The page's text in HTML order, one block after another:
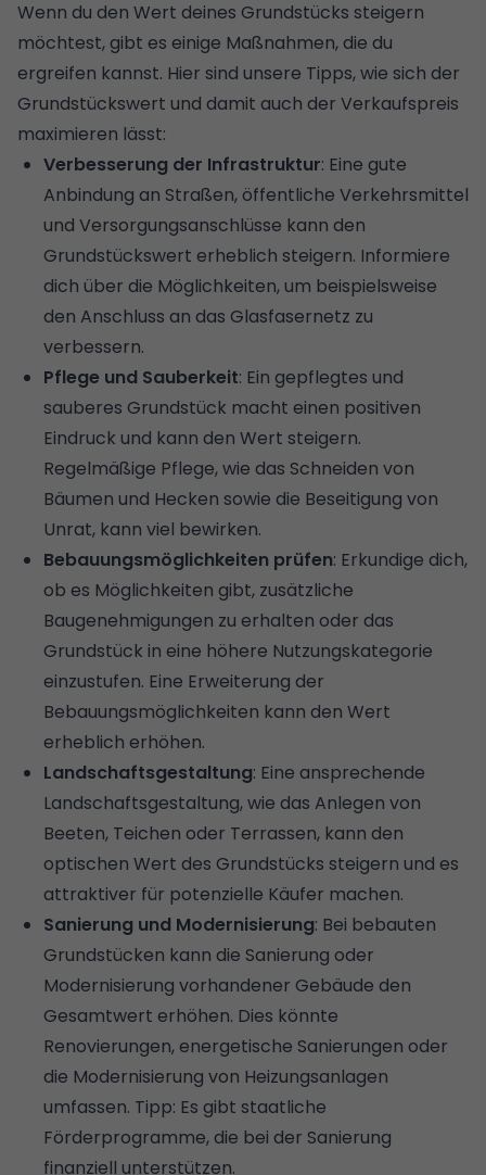
Wenn du den Wert deines Grundstücks steigern
möchtest, gibt es einige Maßnahmen, die du
ergreifen kannst. Hier sind unsere Tipps, wie sich der
Grundstückswert und damit auch der Verkaufspreis
maximieren lässt:
Verbesserung der Infrastruktur: Eine gute
Anbindung an Straßen, öffentliche Verkehrsmittel
und Versorgungsanschlüsse kann den
Grundstückswert erheblich steigern. Informiere
dich über die Möglichkeiten, um beispielsweise
den Anschluss an das Glasfasernetz zu
verbessern.
Pflege und Sauberkeit: Ein gepflegtes und
sauberes Grundstück macht einen positiven
Eindruck und kann den Wert steigern.
Regelmäßige Pflege, wie das Schneiden von
Bäumen und Hecken sowie die Beseitigung von
Unrat, kann viel bewirken.
Bebauungsmöglichkeiten prüfen: Erkundige dich,
ob es Möglichkeiten gibt, zusätzliche
Baugenehmigungen zu erhalten oder das
Grundstück in eine höhere Nutzungskategorie
einzustufen. Eine Erweiterung der
Bebauungsmöglichkeiten kann den Wert
erheblich erhöhen.
Landschaftsgestaltung: Eine ansprechende
Landschaftsgestaltung, wie das Anlegen von
Beeten, Teichen oder Terrassen, kann den
optischen Wert des Grundstücks steigern und es
attraktiver für potenzielle Käufer machen.
Sanierung und Modernisierung: Bei bebauten
Grundstücken kann die Sanierung oder
Modernisierung vorhandener Gebäude den
Gesamtwert erhöhen. Dies könnte
Renovierungen, energetische Sanierungen oder
die Modernisierung von Heizungsanlagen
umfassen. Tipp: Es gibt staatliche
Förderprogramme, die bei der Sanierung
finanziell unterstützen.